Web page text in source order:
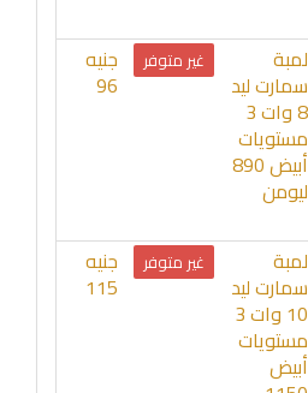
لمبة
سمارت ليد
8 وات 3
مستويات
أبيض 890
ليومن
غير متوفر جنيه
96
لمبة
سمارت ليد
10 وات 3
مستويات
أبيض
غير متوفر جنيه
115